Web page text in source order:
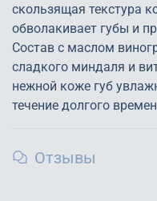
скользящая текстура
обволакивает губы и
Состав с маслом
сладкого миндаля и
нежной коже губ
течение долгого
Отзывы